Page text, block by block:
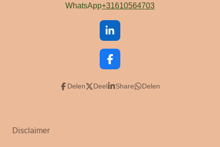
WhatsApp+31610564703
L
n
k
e
d
I
F
c
e
Delen Deel Share Delen
Disclaimer